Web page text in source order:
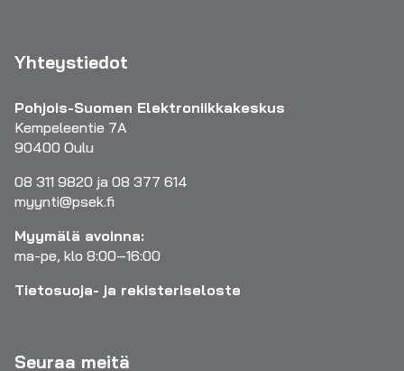
Yhteystiedot
Pohjois-Suomen Elektroniikkakeskus
Kempeleentie 7A
90400 Oulu
08 311 9820 ja 08 377 614
myynti@psek.fi
Myymälä avoinna:
ma-pe, klo 8:00–16:00
Tietosuoja- ja rekisteriseloste
Seuraa meitä